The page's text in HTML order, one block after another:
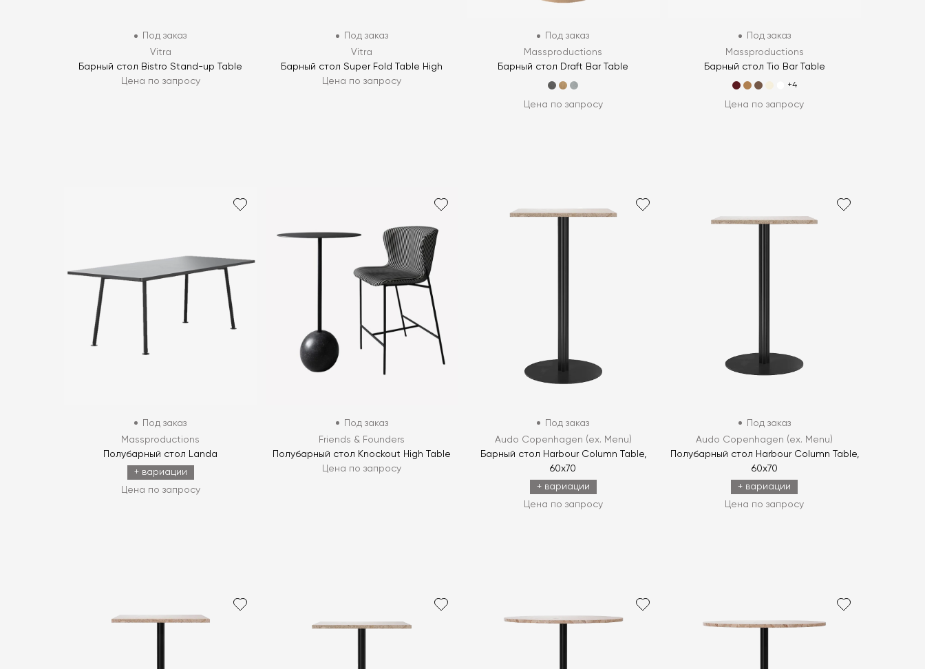
Под заказ
Vitra
Барный стол Bistro Stand-up Table
Цена по запросу
Под заказ
Vitra
Барный стол Super Fold Table High
Цена по запросу
Под заказ
Massproductions
Барный стол Draft Bar Table
Цена по запросу
Под заказ
Massproductions
Барный стол Tio Bar Table
+4
Цена по запросу
Под заказ
Massproductions
Полубарный стол Landa
+ вариации
Цена по запросу
Под заказ
Friends & Founders
Полубарный стол Knockout High Table
Цена по запросу
Под заказ
Audo Copenhagen (ex. Menu)
Барный стол Harbour Column Table,
60x70
+ вариации
Цена по запросу
Под заказ
Audo Copenhagen (ex. Menu)
Полубарный стол Harbour Column Table,
60x70
+ вариации
Цена по запросу